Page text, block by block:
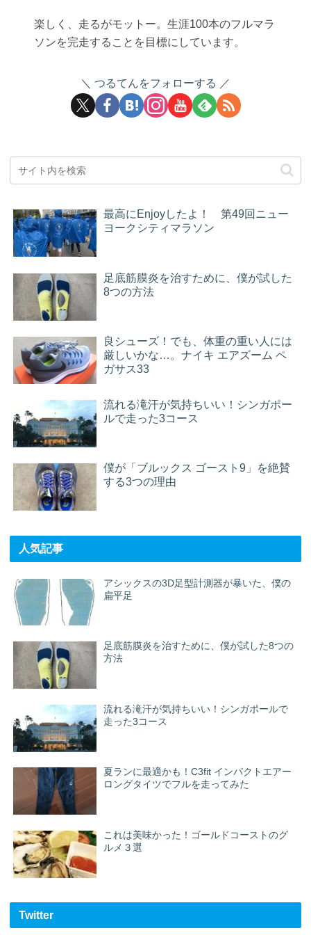
楽しく、走るがモットー。生涯100本のフルマラ
ソンを完走することを目標にしています。
つるてんをフォローする
最高にEnjoyしたよ！ 第49回ニュー
ヨークシティマラソン
足底筋膜炎を治すために、僕が試した
8つの方法
良シューズ！でも、体重の重い人には
厳しいかな…。ナイキ エアズーム ペ
ガサス33
流れる滝汗が気持ちいい！シンガポー
ルで走った3コース
僕が「ブルックス ゴースト9」を絶賛
する3つの理由
人気記事
アシックスの3D足型計測器が暴いた、僕の
扁平足
足底筋膜炎を治すために、僕が試した8つの
方法
流れる滝汗が気持ちいい！シンガポールで
走った3コース
夏ランに最適かも！C3fit インパクトエアー
ロングタイツでフルを走ってみた
これは美味かった！ゴールドコーストのグ
ルメ３選
Twitter